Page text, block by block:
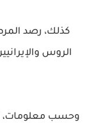
كذلك، رصد
الروس
وحسب معلومات،